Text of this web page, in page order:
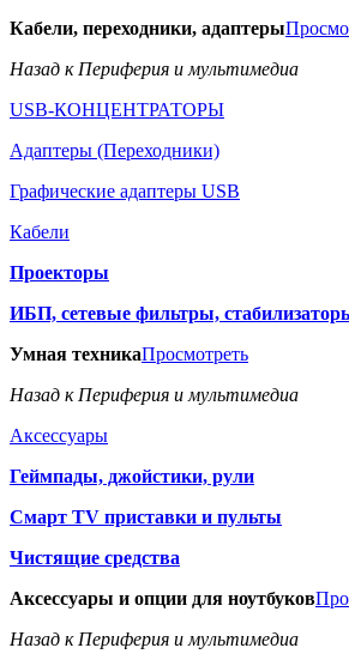
Кабели, переходники, адаптеры
Назад к Периферия и мультимедиа
USB-КОНЦЕНТРАТОРЫ
Адаптеры (Переходники)
Графические адаптеры USB
Кабели
Проекторы
ИБП, сетевые фильтры,
Умная техникаПросмотреть
Назад к Периферия и мультимедиа
Аксессуары
Геймпады, джойстики, рули
Смарт TV приставки и пульты
Чистящие средства
Аксессуары и опции для ноутбуков
Назад к Периферия и мультимедиа